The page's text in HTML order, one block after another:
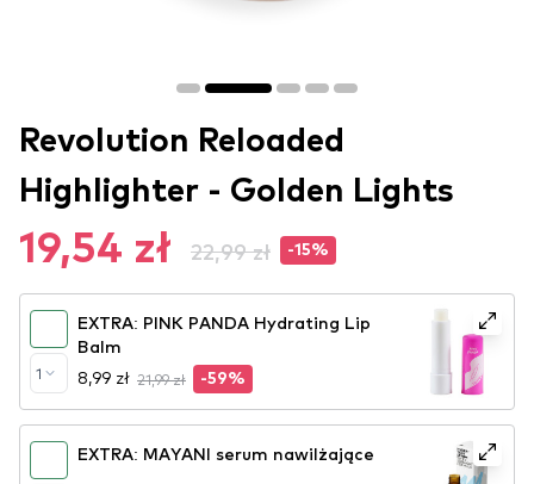
Revolution Reloaded
Highlighter - Golden Lights
19,54 zł 22,99 zł -15%
1
EXTRA: PINK PANDA Hydrating Lip
Balm
8,99 zł 21,99 zł -59%
EXTRA: MAYANI serum nawilżające